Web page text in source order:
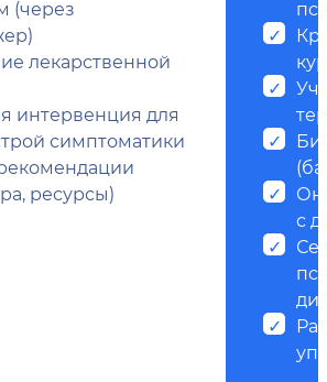
(через
лекарственной
интервенция для
симптоматики
ресурсы)
с